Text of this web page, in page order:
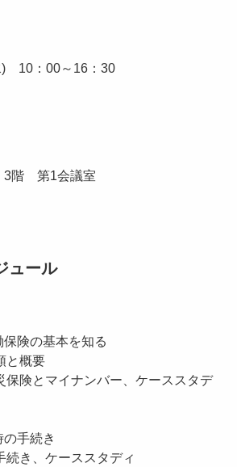
) 10：00～16：30
3階 第1会議室
ュール
保険の基本を知る
と概要
険とマイナンバー、ケーススタデ
の手続き
き、ケーススタディ